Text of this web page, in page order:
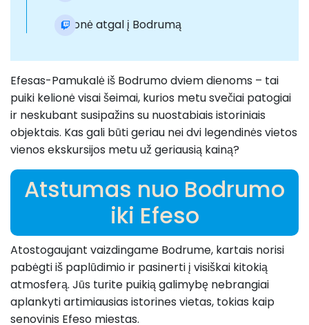
Kelionė atgal į Bodrumą
Efesas-Pamukalė iš Bodrumo dviem dienoms – tai
puiki kelionė visai šeimai, kurios metu svečiai patogiai
ir neskubant susipažins su nuostabiais istoriniais
objektais. Kas gali būti geriau nei dvi legendinės vietos
vienos ekskursijos metu už geriausią kainą?
Atstumas nuo Bodrumo
iki Efeso
Atostogaujant vaizdingame Bodrume, kartais norisi
pabėgti iš paplūdimio ir pasinerti į visiškai kitokią
atmosferą. Jūs turite puikią galimybę nebrangiai
aplankyti artimiausias istorines vietas, tokias kaip
senovinis Efeso miestas.